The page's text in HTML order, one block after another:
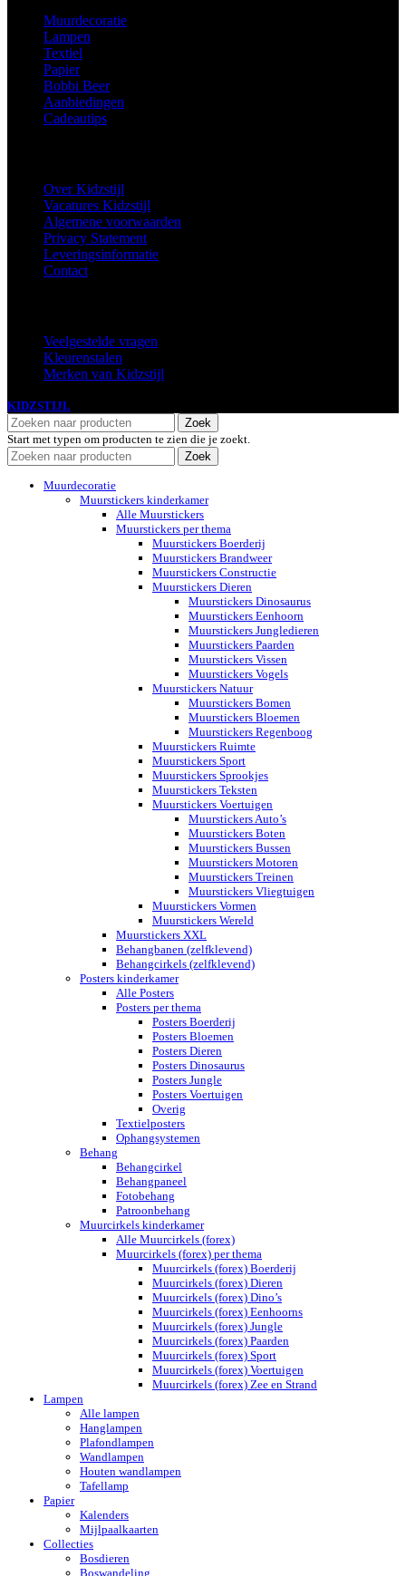
Muurdecoratie
Lampen
Textiel
Papier
Bobbi Beer
Aanbiedingen
Cadeautips
Over Kidzstijl
Vacatures Kidzstijl
Algemene voorwaarden
Privacy Statement
Leveringsinformatie
Contact
Veelgestelde vragen
Kleurenstalen
Merken van Kidzstijl
KIDZSTIJL
Zoek
Start met typen om producten te zien die je zoekt.
Zoek
Muurdecoratie
Muurstickers kinderkamer
Alle Muurstickers
Muurstickers per thema
Muurstickers Boerderij
Muurstickers Brandweer
Muurstickers Constructie
Muurstickers Dieren
Muurstickers Dinosaurus
Muurstickers Eenhoorn
Muurstickers Jungledieren
Muurstickers Paarden
Muurstickers Vissen
Muurstickers Vogels
Muurstickers Natuur
Muurstickers Bomen
Muurstickers Bloemen
Muurstickers Regenboog
Muurstickers Ruimte
Muurstickers Sport
Muurstickers Sprookjes
Muurstickers Teksten
Muurstickers Voertuigen
Muurstickers Auto’s
Muurstickers Boten
Muurstickers Bussen
Muurstickers Motoren
Muurstickers Treinen
Muurstickers Vliegtuigen
Muurstickers Vormen
Muurstickers Wereld
Muurstickers XXL
Behangbanen (zelfklevend)
Behangcirkels (zelfklevend)
Posters kinderkamer
Alle Posters
Posters per thema
Posters Boerderij
Posters Bloemen
Posters Dieren
Posters Dinosaurus
Posters Jungle
Posters Voertuigen
Overig
Textielposters
Ophangsystemen
Behang
Behangcirkel
Behangpaneel
Fotobehang
Patroonbehang
Muurcirkels kinderkamer
Alle Muurcirkels (forex)
Muurcirkels (forex) per thema
Muurcirkels (forex) Boerderij
Muurcirkels (forex) Dieren
Muurcirkels (forex) Dino’s
Muurcirkels (forex) Eenhoorns
Muurcirkels (forex) Jungle
Muurcirkels (forex) Paarden
Muurcirkels (forex) Sport
Muurcirkels (forex) Voertuigen
Muurcirkels (forex) Zee en Strand
Lampen
Alle lampen
Hanglampen
Plafondlampen
Wandlampen
Houten wandlampen
Tafellamp
Papier
Kalenders
Mijlpaalkaarten
Collecties
Bosdieren
Boswandeling